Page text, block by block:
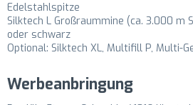
Edelstahlspitze
Silktech L Großraummine (ca. 3.000 m
oder schwarz
Optional: Silktech XL, Multifill P, Multi-
Werbeanbringung